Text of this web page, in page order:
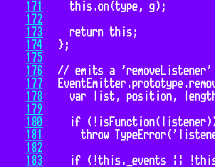
171
172
173
174
175
176
177
178
179
180
181
182
183